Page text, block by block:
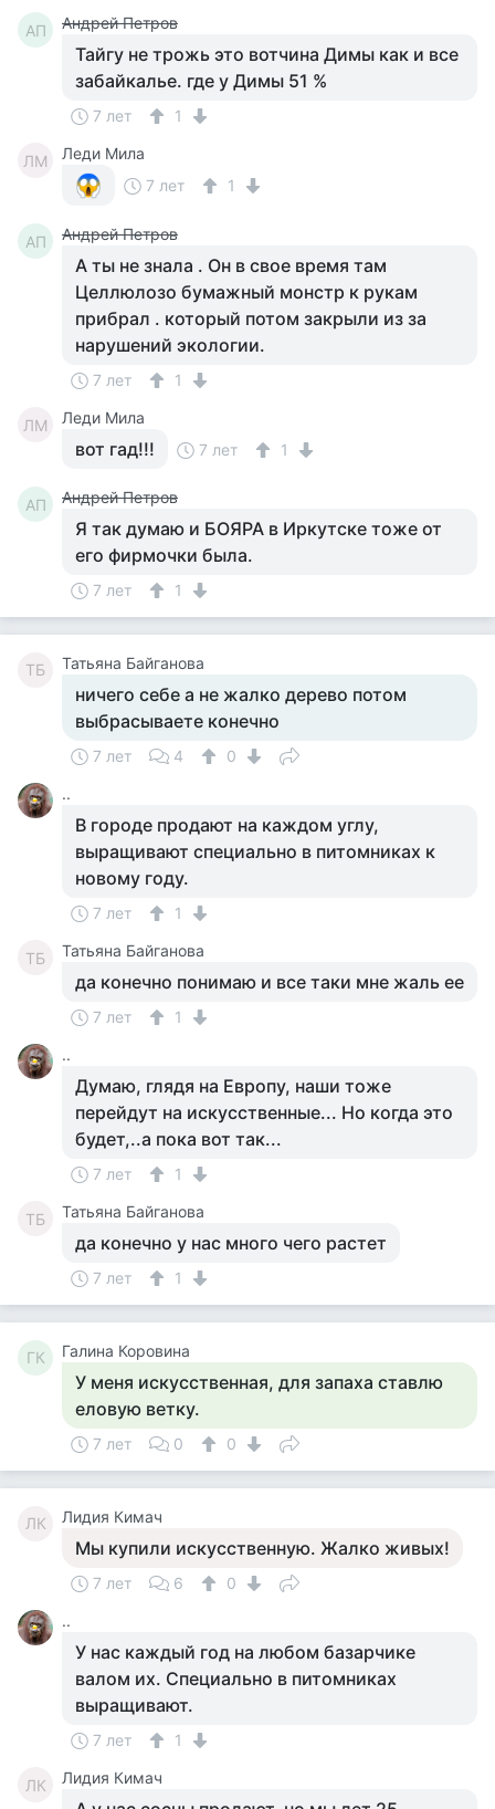
АП Андрей Петров
Тайгу не трожь это вотчина Димы как и все
забайкалье. где у Димы 51 %
7 лет 1
ЛМ
Леди Мила
7 лет
1
АП Андрей Петров
А ты не знала . Он в свое время там
Целлюлозо бумажный монстр к рукам
прибрал . который потом закрыли из за
нарушений экологии.
7 лет 1
ЛМ Леди Мила
вот гад!!! 7 лет 1
АП Андрей Петров
Я так думаю и БОЯРА в Иркутске тоже от
его фирмочки была.
7 лет 1
ТБ Татьяна Байганова
ничего себе а не жалко дерево потом
выбрасываете конечно
7 лет 4
0
..
В городе продают на каждом углу,
выращивают специально в питомниках к
новому году.
7 лет 1
ТБ Татьяна Байганова
да конечно понимаю и все таки мне жаль ее
7 лет
1
..
Думаю, глядя на Европу, наши тоже
перейдут на искусственные... Но когда это
будет,..а пока вот так...
7 лет 1
ТБ Татьяна Байганова
да конечно у нас много чего растет
7 лет 1
ГК Галина Коровина
У меня искусственная, для запаха ставлю
еловую ветку.
7 лет 0 0
ЛК Лидия Кимач
Мы купили искусственную. Жалко живых!
7 лет 6
0
..
У нас каждый год на любом базарчике
валом их. Специально в питомниках
выращивают.
7 лет 1
ЛК Лидия Кимач